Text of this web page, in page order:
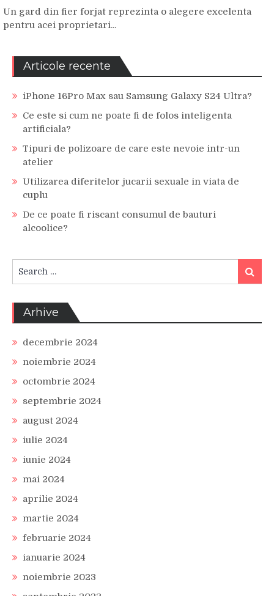
Un gard din fier forjat reprezinta o alegere excelenta
pentru acei proprietari...
Articole recente
iPhone 16Pro Max sau Samsung Galaxy S24 Ultra?
Ce este si cum ne poate fi de folos inteligenta
artificiala?
Tipuri de polizoare de care este nevoie intr-un
atelier
Utilizarea diferitelor jucarii sexuale in viata de
cuplu
De ce poate fi riscant consumul de bauturi
alcoolice?
for:
Search
Arhive
decembrie 2024
noiembrie 2024
octombrie 2024
septembrie 2024
august 2024
iulie 2024
iunie 2024
mai 2024
aprilie 2024
martie 2024
februarie 2024
ianuarie 2024
noiembrie 2023